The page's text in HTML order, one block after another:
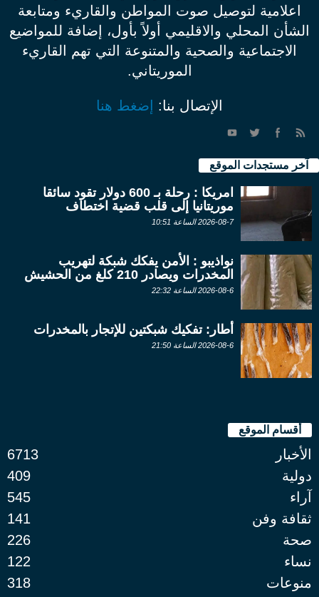
اعلامية لتوصيل صوت المواطن والقاريء ومتابعة
الشأن المحلي والاقليمي أولاً بأول، إضافة للمواضيع
الاجتماعية والصحية والمتنوعة التي تهم القاريء
الموريتاني.
الإتصال بنا: إضغط هنا
آخر مستجدات الموقع
امريكا : رحلة بـ 600 دولار تقود سائقا
موريتانيا إلى قلب قضية اختطاف
2026-08-7 الساعة 10:51
نواذيبو : الأمن يفكك شبكة لتهريب
المخدرات ويصادر 210 كلغ من الحشيش
2026-08-6 الساعة 22:32
أطار: تفكيك شبكتين للإتجار بالمخدرات
2026-08-6 الساعة 21:50
أقسام الموقع
الأخبار
6713
دولية
409
آراء
545
ثقافة وفن
141
صحة
226
نساء
122
منوعات
318